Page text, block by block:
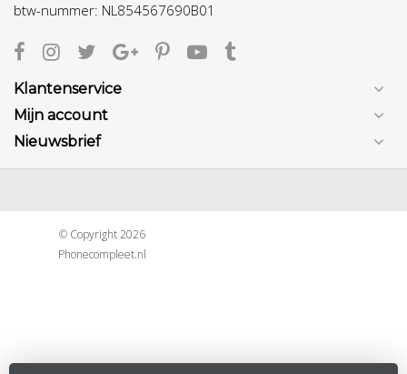
btw-nummer: NL854567690B01
Klantenservice
Mijn account
Nieuwsbrief
© Copyright 2026
Phonecompleet.nl